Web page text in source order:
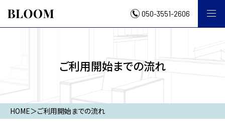
050-3551-2606
ご利用開始までの流れ
HOME＞ご利用開始までの流れ